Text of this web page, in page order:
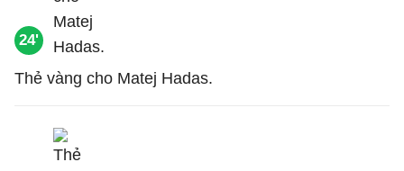
24'
Thẻ vàng cho Matej Hadas.